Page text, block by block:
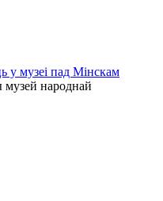
у музеі пад Мінскам
музей народнай